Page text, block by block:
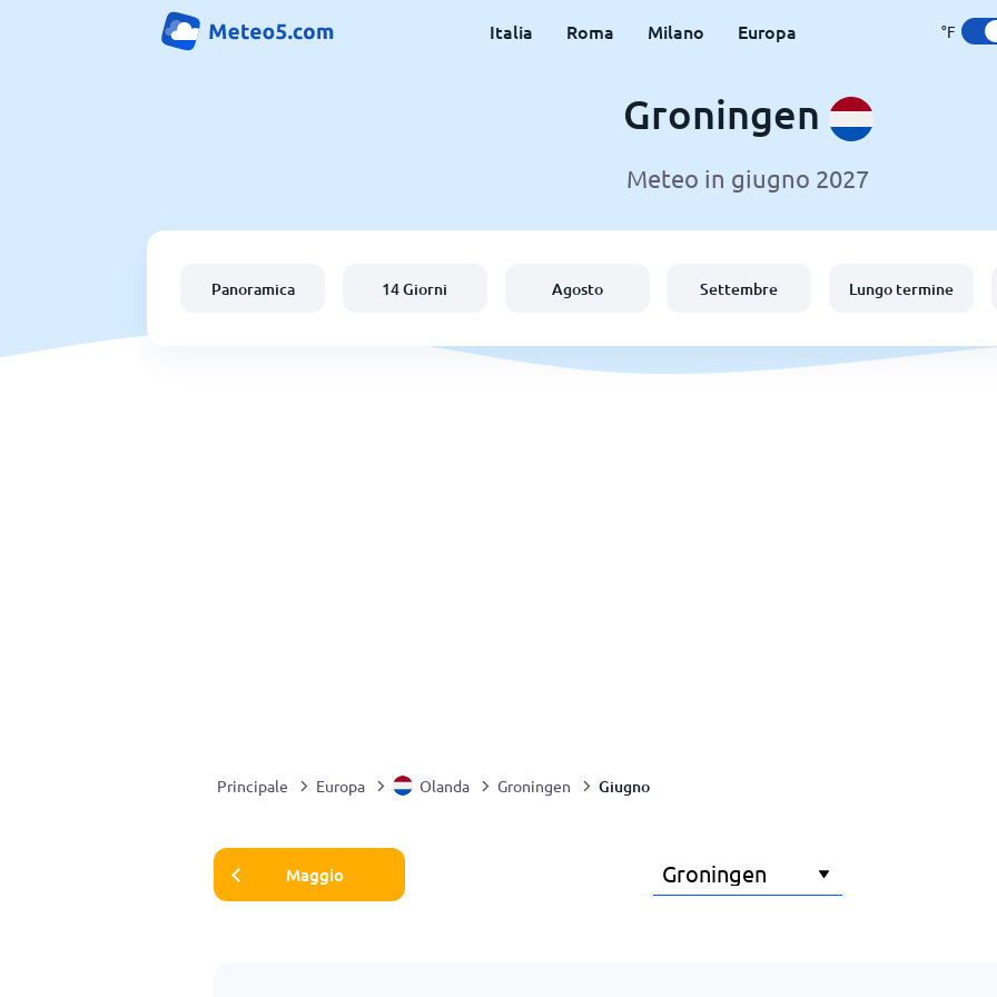
Italia Roma Milano Europa °F
Groningen
Meteo in giugno 2027
Panoramica 14 Giorni Agosto Settembre Lungo termine
Principale Europa Olanda Groningen Giugno
Maggio